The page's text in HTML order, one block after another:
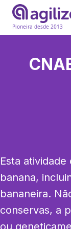
Pioneira desde 2013
Esta
banana,
bananeira.
conservas, a
ou